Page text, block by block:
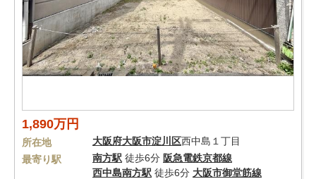
1,890万円
所在地 大阪府大阪市淀川区西中島１丁目
最寄り駅
南方駅 徒歩6分 阪急電鉄京都線
西中島南方駅 徒歩6分 大阪市御堂筋線